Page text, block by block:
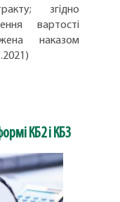
згідно
вартості
наказом
КБ2 і КБ3